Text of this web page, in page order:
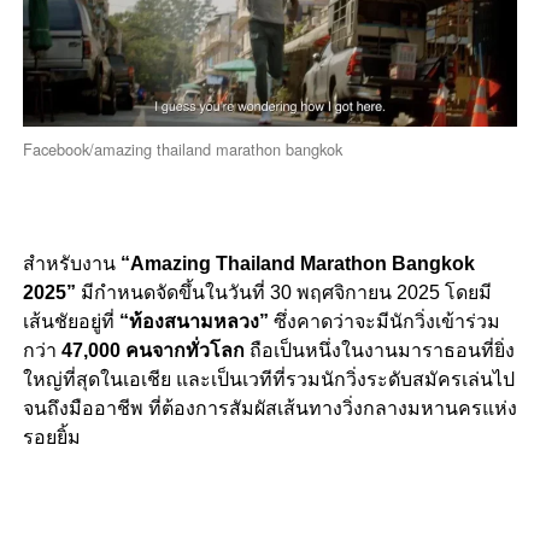
Facebook/amazing thailand marathon bangkok
สำหรับงาน “Amazing Thailand Marathon Bangkok
2025” มีกำหนดจัดขึ้นในวันที่ 30 พฤศจิกายน 2025 โดยมี
เส้นชัยอยู่ที่ “ท้องสนามหลวง” ซึ่งคาดว่าจะมีนักวิ่งเข้าร่วม
กว่า 47,000 คนจากทั่วโลกถือเป็นหนึ่งในงานมาราธอนที่ยิ่ง
ใหญ่ที่สุดในเอเชีย และเป็นเวทีที่รวมนักวิ่งระดับสมัครเล่นไป
จนถึงมืออาชีพ ที่ต้องการสัมผัสเส้นทางวิ่งกลางมหานครแห่ง
รอยยิ้ม